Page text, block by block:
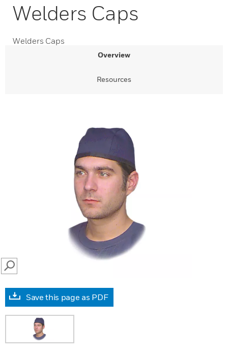
Welders Caps
Welders Caps
Overview
Resources
SEARCH
Save this page as PDF